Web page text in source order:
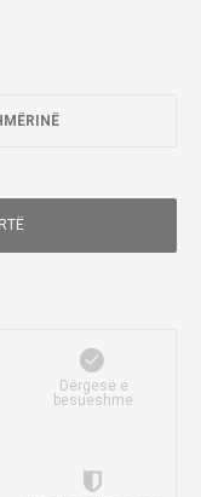
Dërgesë e
besueshme